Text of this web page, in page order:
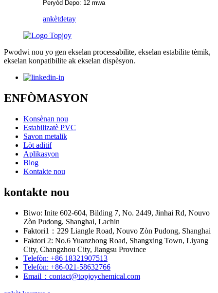
Peryòd Depo: 12 mwa
ankètdetay
Pwodwi nou yo gen ekselan processabilite, ekselan estabilite tèmik,
ekselan konpatibilite ak ekselan dispèsyon.
ENFÒMASYON
Konsènan nou
Estabilizatè PVC
Savon metalik
Lòt aditif
Aplikasyon
Blog
Kontakte nou
kontakte nou
Biwo: Inite 602-604, Bilding 7, No. 2449, Jinhai Rd, Nouvo
Zòn Pudong, Shanghai, Lachin
Faktori1：229 Liangle Road, Nouvo Zòn Pudong, Shanghai
Faktori 2: No.6 Yuanzhong Road, Shangxing Town, Liyang
City, Changzhou City, Jiangsu Province
Telefòn: +86 18321907513
Telefòn: +86-021-58632766
Email：contact@topjoychemical.com